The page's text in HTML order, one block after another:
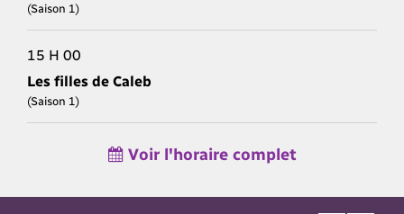
(Saison 1)
15 H 00
Les filles de Caleb
(Saison 1)
Voir l'horaire complet